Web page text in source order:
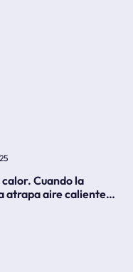
calor. Cuando la
atrapa aire caliente